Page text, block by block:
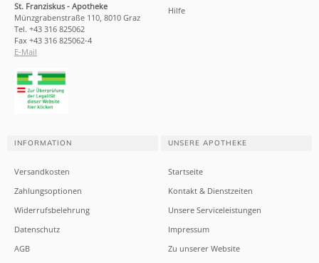
St. Franziskus - Apotheke
Münzgrabenstraße 110, 8010 Graz
Tel. +43 316 825062
Fax +43 316 825062-4
E-Mail
Hilfe
INFORMATION
Versandkosten
Zahlungsoptionen
Widerrufsbelehrung
Datenschutz
AGB
UNSERE APOTHEKE
Startseite
Kontakt & Dienstzeiten
Unsere Serviceleistungen
Impressum
Zu unserer Website